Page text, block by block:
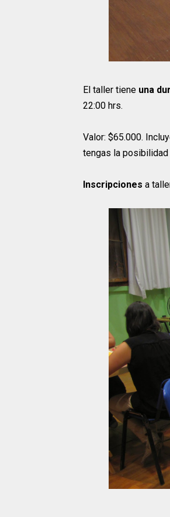
El taller tiene una
22:00 hrs.
Valor: $65.000.
tengas la
Inscripciones a